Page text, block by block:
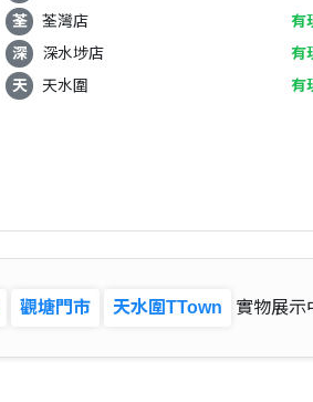
荃
荃灣店 有
深
深水埗店 有
天
天水圍 有
觀塘門市 天水圍TTown 實物展示